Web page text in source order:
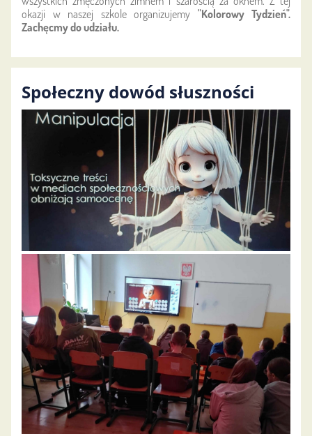
okazji w naszej szkole organizujemy "Kolorowy Tydzień".
Zachęcmy do udziału.
Społeczny dowód słuszności